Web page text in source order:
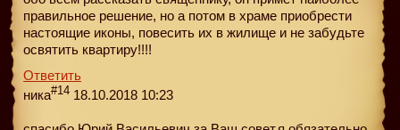
правильное решение, но а потом в храме приобрести
настоящие иконы, повесить их в жилище и не забудьте
освятить квартиру!!!!
Ответить
ника#14 18.10.2018 10:23